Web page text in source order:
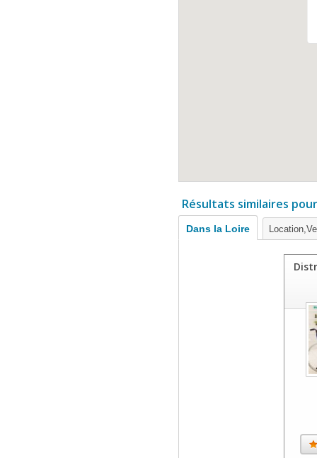
Résultats similaires
Dans la Loire